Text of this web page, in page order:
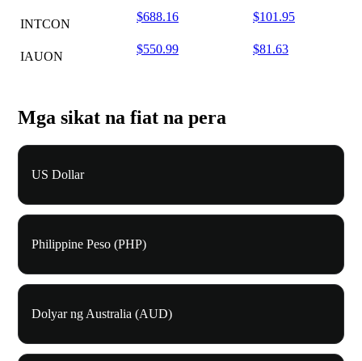
INTCON
$688.16 $101.95
IAUON
$550.99 $81.63
Mga sikat na fiat na pera
US Dollar
Philippine Peso (PHP)
Dolyar ng Australia (AUD)